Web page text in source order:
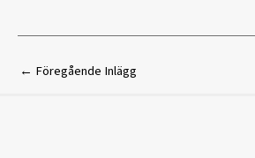
← Föregående Inlägg